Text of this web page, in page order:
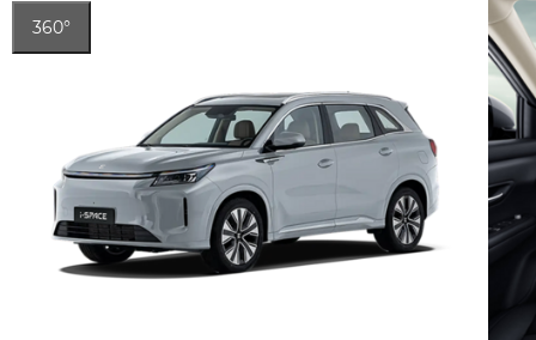
360°